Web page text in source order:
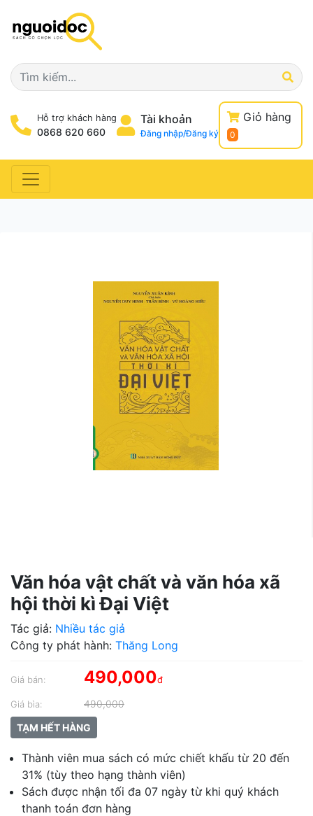
Hỗ trợ khách hàng
0868 620 660
Tài khoản
Đăng nhập/Đăng ký
Giỏ hàng
0
Văn hóa vật chất và văn hóa xã
hội thời kì Đại Việt
Tác giả: Nhiều tác giả
Công ty phát hành: Thăng Long
Giá bán: 490,000đ
Giá bìa:
490,000
TẠM HẾT HÀNG
Thành viên mua sách có mức chiết khấu từ 20 đến
31% (tùy theo hạng thành viên)
Sách được nhận tối đa 07 ngày từ khi quý khách
thanh toán đơn hàng